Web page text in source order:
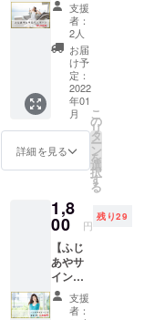
ら頑
張って
いる自
分を
労って
あげて
くださ
い♡
「いつ
もあり
を込め
て、ふ
じあや
からの
スペ
シャル
メッ
セージ
ト @ヒ
ルトン
小田
原】 日
2022年
1月14日
(金)
10:30-
17:30
＊ 交通
費はご
ださ
い。 ＊
小田原
駅から
ホテル
まで無
料の
シャト
支援
者：
2人
お届
け予
定：
2022
年01
月
詳細を見る
こ
の
リ
タ
ー
ン
を
選
択
す
る
1,8
00 円
残り29
【ふじ
あやサ
イン付
き書籍1
冊】 サ
支援
者：